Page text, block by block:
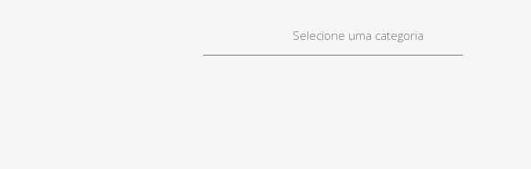
Selecione uma categoria